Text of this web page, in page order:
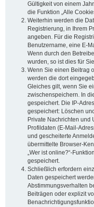
Gültigkeit von einem
die Funktion „Alle
Weiterhin werden die
Registrierung, in Ihrem
angeben. Für die
Benutzername, eine E-
Wenn durch den
wurden, so ist dies für
Wenn Sie einen Beitrag
werden die dort
Gleiches gilt, wenn Sie
zwischenspeichern. In
gespeichert. Die IP-
gespeichert: Löschen
Private Nachrichten und
Profildaten (E-Mail-
und gescheiterte
übermittelte Browser-
„Wer ist online?“-
gespeichert.
Schließlich erfordern
Daten gespeichert
Abstimmungsverhalten
Beiträgen oder explizit